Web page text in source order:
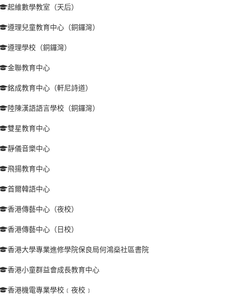
起維數學教室（天后）
遵理兒童教育中心（銅鑼灣）
遵理學校（銅鑼灣）
金聯教育中心
銘成教育中心（軒尼詩道）
陸陳漢語語言學校（銅鑼灣）
雙星教育中心
靜儀音樂中心
飛揚教育中心
首爾韓語中心
香港傳藝中心（夜校）
香港傳藝中心（日校）
香港大學專業進修學院保良局何鴻燊社區書院
香港小童群益會成長教育中心
香港機電專業學校﹝夜校﹞